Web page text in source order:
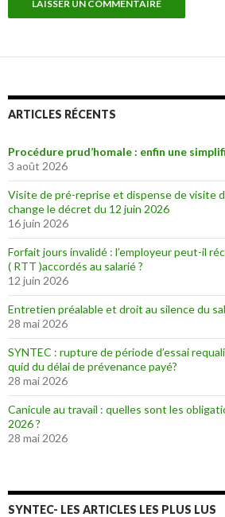
ARTICLES RÉCENTS
Procédure prud’homale : enfin une
3 août 2026
Visite de pré-reprise et dispense de visite
change le décret du 12 juin 2026
16 juin 2026
Forfait jours invalidé : l’employeur peut-il
( RTT )accordés au salarié ?
12 juin 2026
Entretien préalable et droit au silence du
28 mai 2026
SYNTEC : rupture de période d’essai
quid du délai de prévenance payé?
28 mai 2026
Canicule au travail : quelles sont les
2026 ?
28 mai 2026
SYNTEC- LES ARTICLES LES PLUS LUS